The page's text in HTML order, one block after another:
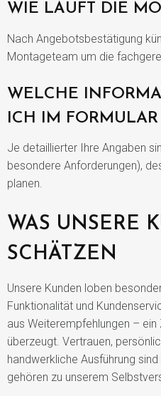
WIE LÄUFT DIE
Nach Angebotsbestätigung
Montageteam um die
WELCHE
ICH IM
Je detaillierter Ihre Angaben
besondere Anforderungen),
planen.
WAS UNSERE
SCHÄTZEN
Unsere Kunden loben
Funktionalität und
aus Weiterempfehlungen –
überzeugt. Vertrauen,
handwerkliche Ausführung
gehören zu unserem